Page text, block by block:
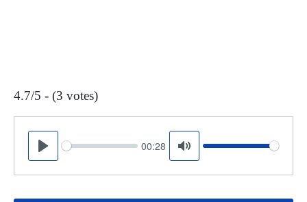
4.7/5 - (3 votes)
Play
Seek 00:28
Mute
Volume